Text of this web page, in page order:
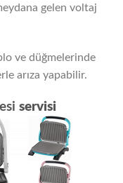
gelen voltaj
ve düğmelerinde
arıza yapabilir.
servisi